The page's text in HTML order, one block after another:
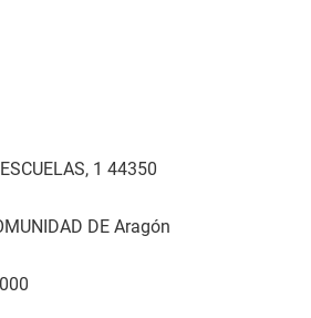
1 44350
DE Aragón